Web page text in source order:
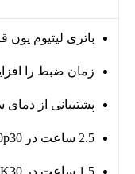
باتری لیتیوم یون قابل شارژ 1900
زمان ضبط را
پشتیبانی از
2.5 ساعت در 1080p30